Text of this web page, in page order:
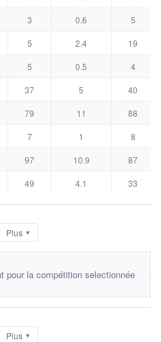
3 0.6
5
5 2.4
19
5 0.5
4
37 5
40
79 11
88
7 1
8
97 10.9
87
49 4.1 33
Plus
pour la compétition selectionnée
Plus